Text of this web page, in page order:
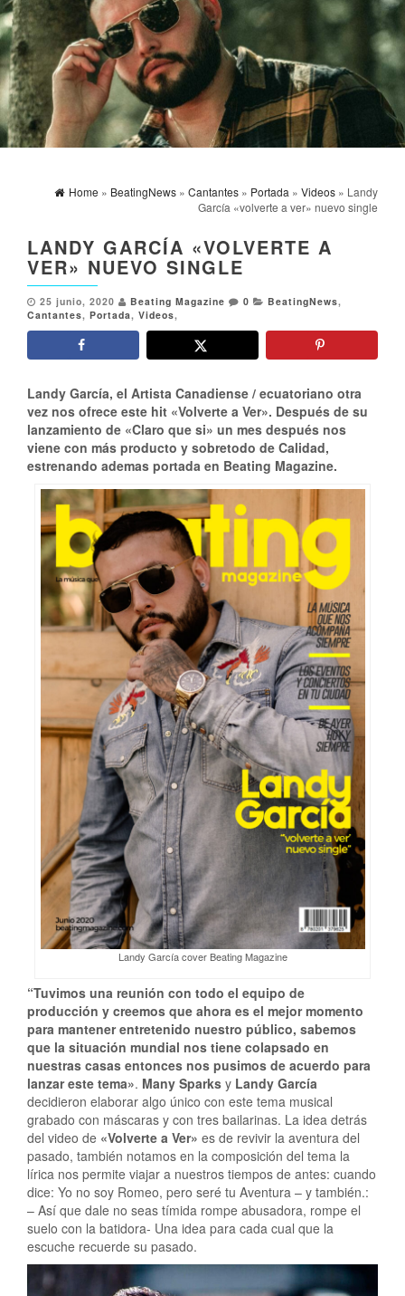
Home » BeatingNews » Cantantes » Portada » Videos » Landy
García «volverte a ver» nuevo single
LANDY GARCÍA «VOLVERTE A
VER» NUEVO SINGLE
25 junio, 2020 Beating Magazine 0 BeatingNews,
Cantantes, Portada, Videos,
Landy García, el Artista Canadiense / ecuatoriano otra
vez nos ofrece este hit «Volverte a Ver». Después de su
lanzamiento de «Claro que si» un mes después nos
viene con más producto y sobretodo de Calidad,
estrenando ademas portada en Beating Magazine.
Landy García cover Beating Magazine
“Tuvimos una reunión con todo el equipo de
producción y creemos que ahora es el mejor momento
para mantener entretenido nuestro público, sabemos
que la situación mundial nos tiene colapsado en
nuestras casas entonces nos pusimos de acuerdo para
lanzar este tema». Many Sparks y Landy García
decidieron elaborar algo único con este tema musical
grabado con máscaras y con tres bailarinas. La idea detrás
del video de «Volverte a Ver» es de revivir la aventura del
pasado, también notamos en la composición del tema la
lírica nos permite viajar a nuestros tiempos de antes: cuando
dice: Yo no soy Romeo, pero seré tu Aventura – y también.:
– Así que dale no seas tímida rompe abusadora, rompe el
suelo con la batidora- Una idea para cada cual que la
escuche recuerde su pasado.